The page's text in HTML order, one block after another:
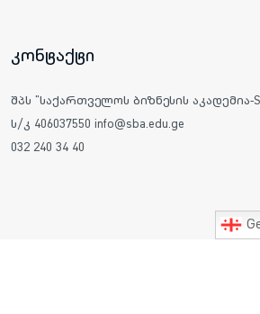
კონტაქტი
შპს "საქართველოს ბიზნესის აკადემია-
ს/კ 406037550 info@sba.edu.ge
032 240 34 40